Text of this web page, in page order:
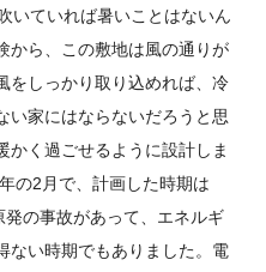
いていれば暑いことはないん
から、この敷地は風の通りが
をしっかり取り込めれば、冷
い家にはならないだろうと思
かく過ごせるように設計しま
の2月で、計画した時期は
の事故があって、エネルギ
ない時期でもありました。電